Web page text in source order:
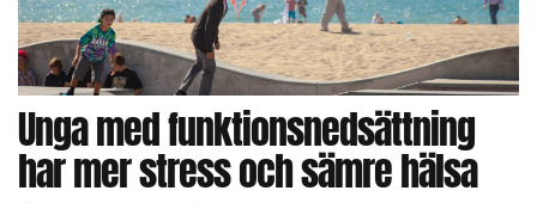
Unga med funktionsnedsättning
har mer stress och sämre hälsa